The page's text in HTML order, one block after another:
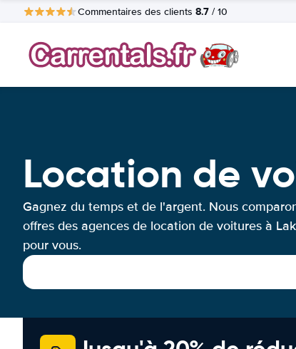
Commentaires des clients 8.7 / 10
Location de
Gagnez du temps et de l'argent. Nous
offres des agences de location de voitures à
pour vous.